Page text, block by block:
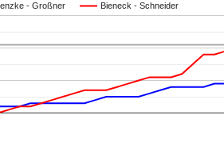
- Großner Bieneck - Schneider